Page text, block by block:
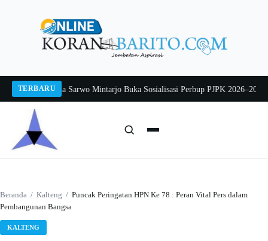
TERBARU
Pj Sekda Sarwo Mintarjo Buka Sosialisasi Perbup PJPK 2026–2030
Beranda / Kalteng / Puncak Peringatan HPN Ke 78 : Peran Vital Pers dalam
Pembangunan Bangsa
KALTENG